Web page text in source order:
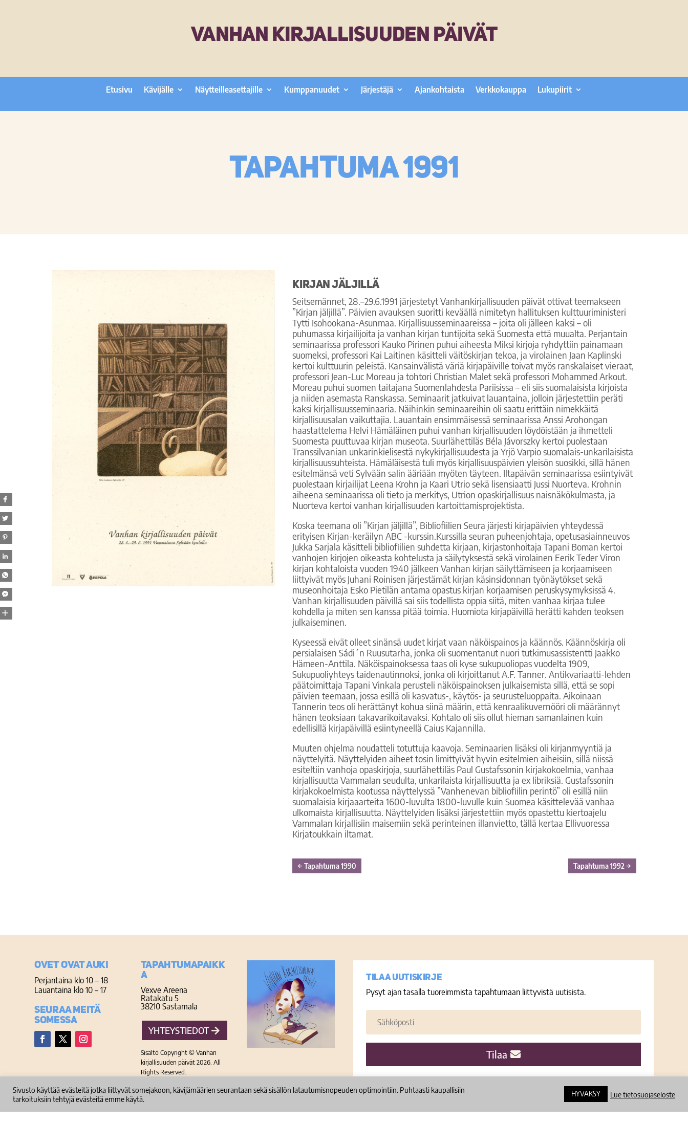
VANHAN KIRJALLISUUDEN PÄIVÄT
Etusivu Kävijälle Näytteilleasettajille Kumppanuudet Järjestäjä Ajankohtaista Verkkokauppa Lukupiirit
Tapahtuma 1991
Kirjan jäljillä
Seitsemännet, 28.–29.6.1991 järjestetyt Vanhankirjallisuuden päivät ottivat teemakseen
”Kirjan jäljillä”. Päivien avauksen suoritti keväällä nimitetyn hallituksen kulttuuriministeri
Tytti Isohookana-Asunmaa. Kirjallisuusseminaareissa – joita oli jälleen kaksi – oli
puhumassa kirjailijoita ja vanhan kirjan tuntijoita sekä Suomesta että muualta. Perjantain
seminaarissa professori Kauko Pirinen puhui aiheesta Miksi kirjoja ryhdyttiin painamaan
suomeksi, professori Kai Laitinen käsitteli väitöskirjan tekoa, ja virolainen Jaan Kaplinski
kertoi kulttuurin peleistä. Kansainvälistä väriä kirjapäiville toivat myös ranskalaiset vieraat,
professori Jean-Luc Moreau ja tohtori Christian Malet sekä professori Mohammed Arkout.
Moreau puhui suomen taitajana Suomenlahdesta Pariisissa – eli siis suomalaisista kirjoista
ja niiden asemasta Ranskassa. Seminaarit jatkuivat lauantaina, jolloin järjestettiin peräti
kaksi kirjallisuusseminaaria. Näihinkin seminaareihin oli saatu erittäin nimekkäitä
kirjallisuusalan vaikuttajia. Lauantain ensimmäisessä seminaarissa Anssi Arohongan
haastattelema Helvi Hämäläinen puhui vanhan kirjallisuuden löydöistään ja ihmetteli
Suomesta puuttuvaa kirjan museota. Suurlähettiläs Béla Jávorszky kertoi puolestaan
Transsilvanian unkarinkielisestä nykykirjallisuudesta ja Yrjö Varpio suomalais-unkarilaisista
kirjallisuussuhteista. Hämäläisestä tuli myös kirjallisuuspäivien yleisön suosikki, sillä hänen
esitelmänsä veti Sylvään salin ääriään myöten täyteen. Iltapäivän seminaarissa esiintyivät
puolestaan kirjailijat Leena Krohn ja Kaari Utrio sekä lisensiaatti Jussi Nuorteva. Krohnin
aiheena seminaarissa oli tieto ja merkitys, Utrion opaskirjallisuus naisnäkökulmasta, ja
Nuorteva kertoi vanhan kirjallisuuden kartoittamisprojektista.
Koska teemana oli ”Kirjan jäljillä”, Bibliofiilien Seura järjesti kirjapäivien yhteydessä
erityisen Kirjan-keräilyn ABC -kurssin.Kurssilla seuran puheenjohtaja, opetusasiainneuvos
Jukka Sarjala käsitteli bibliofiilien suhdetta kirjaan, kirjastonhoitaja Tapani Boman kertoi
vanhojen kirjojen oikeasta kohtelusta ja säilytyksestä sekä virolainen Eerik Teder Viron
kirjan kohtaloista vuoden 1940 jälkeen Vanhan kirjan säilyttämiseen ja korjaamiseen
liittyivät myös Juhani Roinisen järjestämät kirjan käsinsidonnan työnäytökset sekä
museonhoitaja Esko Pietilän antama opastus kirjan korjaamisen peruskysymyksissä 4.
Vanhan kirjallisuuden päivillä sai siis todellista oppia siitä, miten vanhaa kirjaa tulee
kohdella ja miten sen kanssa pitää toimia. Huomiota kirjapäivillä herätti kahden teoksen
julkaiseminen.
Kyseessä eivät olleet sinänsä uudet kirjat vaan näköispainos ja käännös. Käännöskirja oli
persialaisen Sádi´n Ruusutarha, jonka oli suomentanut nuori tutkimusassistentti Jaakko
Hämeen-Anttila. Näköispainoksessa taas oli kyse sukupuoliopas vuodelta 1909,
Sukupuoliyhteys taidenautinnoksi, jonka oli kirjoittanut A.F. Tanner. Antikvariaatti-lehden
päätoimittaja Tapani Vinkala perusteli näköispainoksen julkaisemista sillä, että se sopi
päivien teemaan, jossa esillä oli kasvatus-, käytös- ja seurusteluoppaita. Aikoinaan
Tannerin teos oli herättänyt kohua siinä määrin, että kenraalikuvernööri oli määrännyt
hänen teoksiaan takavarikoitavaksi. Kohtalo oli siis ollut hieman samanlainen kuin
edellisillä kirjapäivillä esiintyneellä Caius Kajannilla.
Muuten ohjelma noudatteli totuttuja kaavoja. Seminaarien lisäksi oli kirjanmyyntiä ja
näyttelyitä. Näyttelyiden aiheet tosin limittyivät hyvin esitelmien aiheisiin, sillä niissä
esiteltiin vanhoja opaskirjoja, suurlähettiläs Paul Gustafssonin kirjakokoelmia, vanhaa
kirjallisuutta Vammalan seudulta, unkarilaista kirjallisuutta ja ex libriksiä. Gustafssonin
kirjakokoelmista kootussa näyttelyssä ”Vanhenevan bibliofiilin perintö” oli esillä niin
suomalaisia kirjaaarteita 1600-luvulta 1800-luvulle kuin Suomea käsittelevää vanhaa
ulkomaista kirjallisuutta. Näyttelyiden lisäksi järjestettiin myös opastettu kiertoajelu
Vammalan kirjallisiin maisemiin sekä perinteinen illanvietto, tällä kertaa Ellivuoressa
Kirjatoukkain iltamat.
←Tapahtuma 1990 Tapahtuma 1992→
Ovet ovat auki
Perjantaina klo 10 – 18
Lauantaina klo 10 – 17
Seuraa meitä
somessa
TAPAHTUMAPAIKK
A
Vexve Areena
Ratakatu 5
38210 Sastamala
YHTEYSTIEDOT
Sisältö Copyright © Vanhan
kirjallisuuden päivät 2026. All
Rights Reserved.
Tilaa uutiskirje
Pysyt ajan tasalla tuoreimmista tapahtumaan liittyvistä uutisista.
Tilaa
Sivusto käyttää evästeitä jotka liittyvät somejakoon, kävijämäärien seurantaan sekä sisällön latautumisnopeuden optimointiin. Puhtaasti kaupallisiin
tarkoituksiin tehtyjä evästeitä emme käytä.
HYVÄKSY Lue tietosuojaseloste